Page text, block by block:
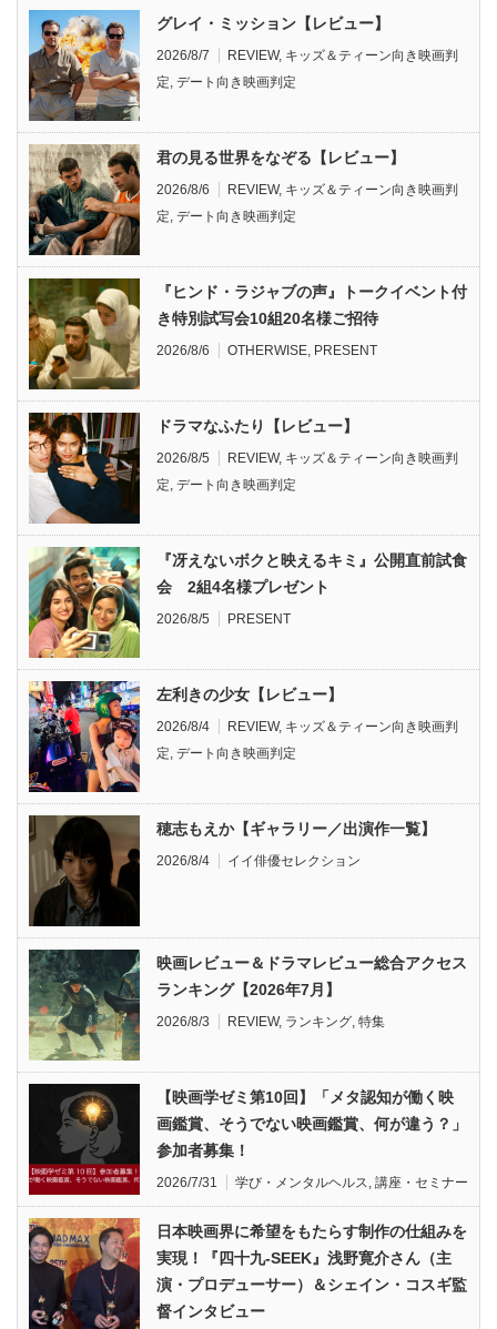
グレイ・ミッション【レビュー】
2026/8/7 REVIEW, キッズ＆ティーン向き映画判
定 デート向き映画判定
君の見る世界をなぞる【レビュー】
2026/8/6 REVIEW, キッズ＆ティーン向き映画判
定 デート向き映画判定
『ヒンド・ラジャブの声』トークイベント付
き特別試写会10組20名様ご招待
2026/8/6 OTHERWISE PRESENT
ドラマなふたり【レビュー】
2026/8/5 REVIEW, キッズ＆ティーン向き映画判
定 デート向き映画判定
『冴えないボクと映えるキミ』公開直前試食
会 2組4名様プレゼント
2026/8/5 PRESENT
左利きの少女【レビュー】
2026/8/4 REVIEW, キッズ＆ティーン向き映画判
定 デート向き映画判定
穂志もえか【ギャラリー／出演作一覧】
2026/8/4 イイ俳優セレクション
映画レビュー＆ドラマレビュー総合アクセス
ランキング【2026年7月】
2026/8/3 REVIEW, ランキング 特集
【映画学ゼミ第10回】「メタ認知が働く映
画鑑賞、そうでない映画鑑賞、何が違う？」
参加者募集！
2026/7/31 学び・メンタルヘルス 講座・セミナー
日本映画界に希望をもたらす制作の仕組みを
実現！『四十九-SEEK』浅野寛介さん（主
演・プロデューサー）＆シェイン・コスギ監
督インタビュー